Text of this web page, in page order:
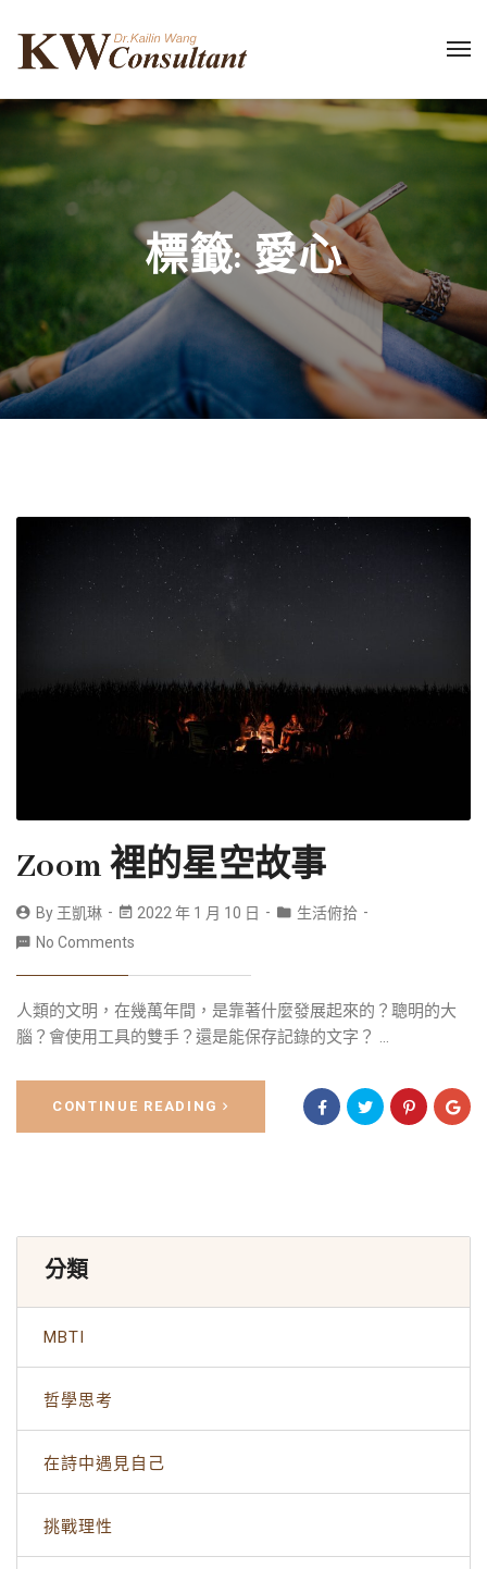
標籤:愛心
Zoom 裡的星空故事
By 王凱琳 2022 年 1 月 10 日
生活俯拾
No Comments
人類的文明，在幾萬年間，是靠著什麼發展起來的？聰明的大
腦？會使用工具的雙手？還是能保存記錄的文字？ ...
CONTINUE READING
分類
MBTI
哲學思考
在詩中遇見自己
挑戰理性